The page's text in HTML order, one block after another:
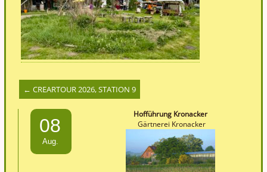
← CREARTOUR 2026, STATION 9
08
Aug.
Hofführung Kronacker
Gärtnerei Kronacker